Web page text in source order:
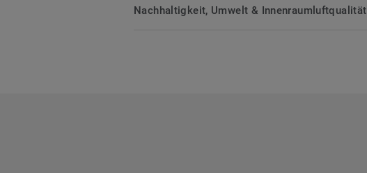
Nachhaltigkeit, Umwelt & Innenraumluftqualität